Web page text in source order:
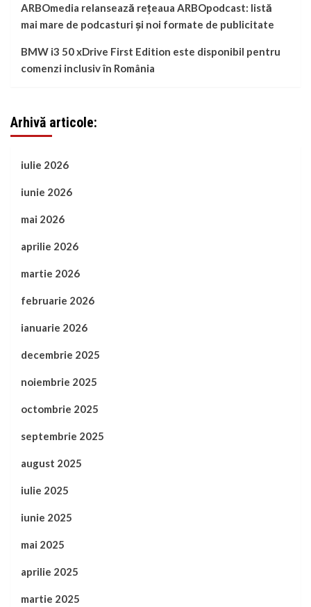
ARBOmedia relansează rețeaua ARBOpodcast: listă
mai mare de podcasturi și noi formate de publicitate
BMW i3 50 xDrive First Edition este disponibil pentru
comenzi inclusiv în România
Arhivă articole:
iulie 2026
iunie 2026
mai 2026
aprilie 2026
martie 2026
februarie 2026
ianuarie 2026
decembrie 2025
noiembrie 2025
octombrie 2025
septembrie 2025
august 2025
iulie 2025
iunie 2025
mai 2025
aprilie 2025
martie 2025